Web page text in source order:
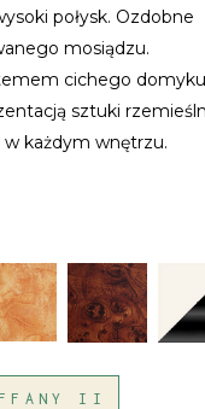
połysk. Ozdobne
mosiądzu.
cichego
sztuki
każdym wnętrzu.
II